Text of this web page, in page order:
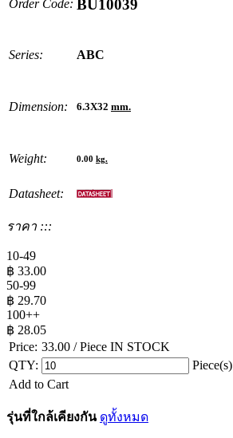
Order Code: BU10039
Series: ABC
Dimension: 6.3X32 mm.
Weight: 0.00 kg.
Datasheet:
ราคา :::
10-49
฿ 33.00
50-99
฿ 29.70
100++
฿ 28.05
Price: 33.00 / Piece IN STOCK
QTY:
Piece(s)
Add to Cart
รุ่นที่ใกล้เคียงกัน ดูทั้งหมด